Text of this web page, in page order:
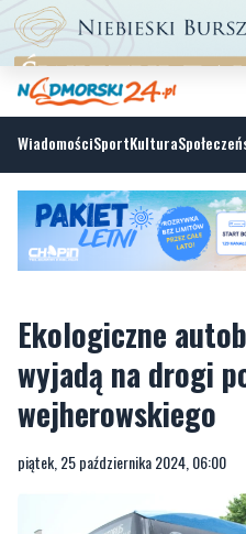
WiadomościSportKultura
Ekologiczne
wyjadą na drogi
wejherowskiego
piątek, 25 października 2024, 06:00